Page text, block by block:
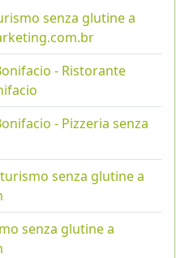
senza glutine a
- Ristorante
- Pizzeria senza
senza glutine a
senza glutine a